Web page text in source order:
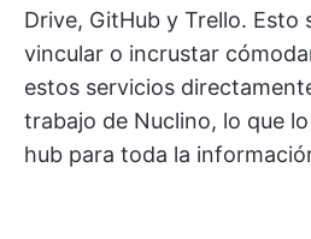
Drive, GitHub y Trello. Esto
vincular o incrustar
estos servicios
trabajo de Nuclino, lo que
hub para toda la